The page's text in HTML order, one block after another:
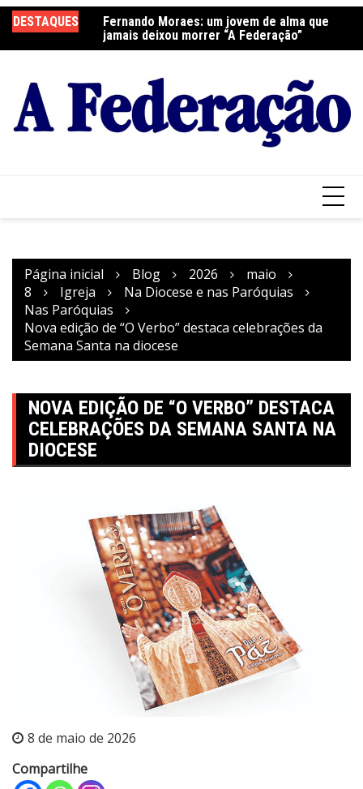
para
o
DESTAQUES
Fernando Moraes: um jovem de alma que
jamais deixou morrer “A Federação”
Curso Oração e Vida na Paróquia São José
Página inicial Blog 2026
maio
8
Igreja
Na Diocese e nas Paróquias
Nas Paróquias
Nova edição de “O Verbo” destaca celebrações da
Semana Santa na diocese
NOVA EDIÇÃO DE “O VERBO” DESTACA
CELEBRAÇÕES DA SEMANA SANTA NA
DIOCESE
8 de maio de 2026
Compartilhe